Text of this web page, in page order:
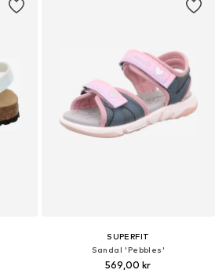
SUPERFIT
Sandal 'Pebbles'
569,00 kr